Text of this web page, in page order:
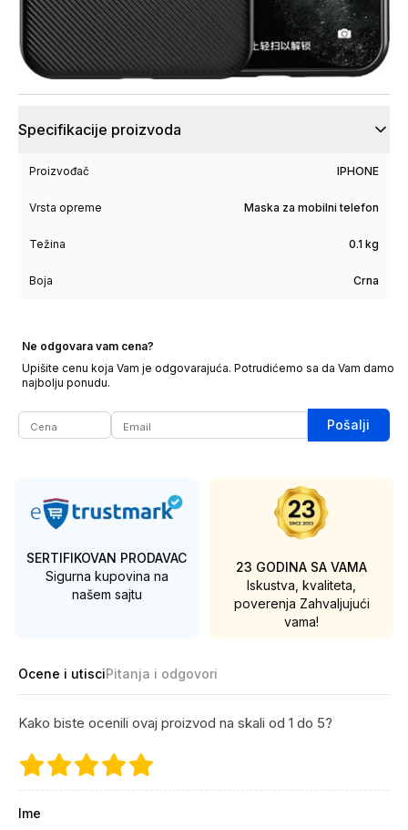
Specifikacije proizvoda
Proizvođač IPHONE
Vrsta opreme Maska za mobilni telefon
Težina 0.1 kg
Boja Crna
Ne odgovara vam cena?
Upišite cenu koja Vam je odgovarajuća. Potrudićemo sa da Vam damo
najbolju ponudu.
Pošalji
SERTIFIKOVAN PRODAVAC
Sigurna kupovina na
našem sajtu
23 GODINA SA VAMA
Iskustva, kvaliteta,
poverenja Zahvaljujući
vama!
Ocene i utisciPitanja i odgovori
Kako biste ocenili ovaj proizvod na skali od 1 do 5?
Ime